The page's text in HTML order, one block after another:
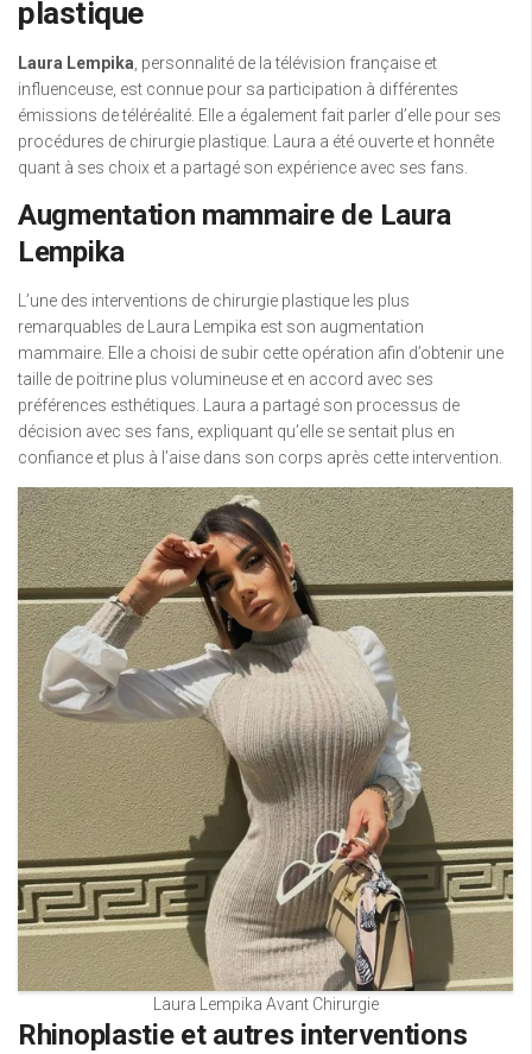
plastique
Laura Lempika, personnalité de la télévision française et
influenceuse, est connue pour sa participation à différentes
émissions de téléréalité. Elle a également fait parler d’elle pour ses
procédures de chirurgie plastique. Laura a été ouverte et honnête
quant à ses choix et a partagé son expérience avec ses fans.
Augmentation mammaire de Laura
Lempika
L’une des interventions de chirurgie plastique les plus
remarquables de Laura Lempika est son augmentation
mammaire. Elle a choisi de subir cette opération afin d’obtenir une
taille de poitrine plus volumineuse et en accord avec ses
préférences esthétiques. Laura a partagé son processus de
décision avec ses fans, expliquant qu’elle se sentait plus en
confiance et plus à l’aise dans son corps après cette intervention.
Laura Lempika Avant Chirurgie
Rhinoplastie et autres interventions